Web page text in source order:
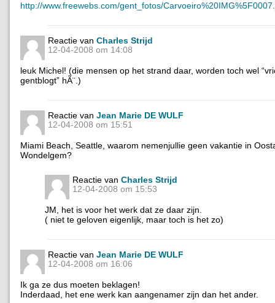
http://www.freewebs.com/gent_fotos/
Reactie van Charles Strijd
12-04-2008 om 14:08
leuk Michel! (die mensen op het strand daar, worden toch wel
gentblogt” hÃ¨.)
Reactie van Jean Marie DE WULF
12-04-2008 om 15:51
Miami Beach, Seattle, waarom nemenjullie geen vakantie in
Wondelgem?
Reactie van Charles Strijd
12-04-2008 om 15:53
JM, het is voor het werk dat ze daar zijn.
( niet te geloven eigenlijk, maar toch is het zo)
Reactie van Jean Marie DE WULF
12-04-2008 om 16:06
Ik ga ze dus moeten beklagen!
Inderdaad, het ene werk kan aangenamer zijn dan het ander.